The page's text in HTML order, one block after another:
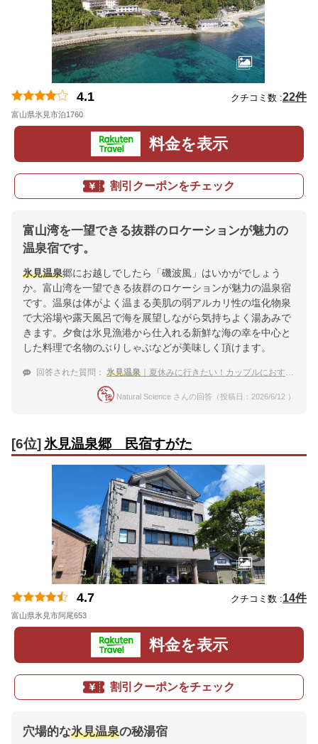
4.1 クチコミ数 :22件
富山県氷見市泊1760
料金を表示
割引クーポンをチェック
富山湾を一望できる抜群のロケーションが魅力の
温泉宿です。
氷見温泉郷にお越しでしたら「磯波風」はいかがでしょう
か。富山湾を一望できる抜群のロケーションが魅力の温泉宿
です。温泉は体がよく温まる美肌の弱アルカリ性の塩化物泉
で大浴場や露天風呂で海を展望しながら気持ちよく湯あみで
きます。夕食は氷見漁港から仕入れる新鮮な海の幸を中心と
した料理で名物のぶりしゃぶなどが美味しく頂けます。
回答された質問： 氷見温泉 ｜夏休みに行きたい！カップルにおすすめな宿は？
Natural Science さんの回答（投稿日：2026/6/12 ）
[6位]氷見温泉郷 民宿すがた
4.7 クチコミ数 :14件
富山県氷見市阿尾653
料金を表示
割引クーポンをチェック
穴場的な氷見温泉の秘湯宿